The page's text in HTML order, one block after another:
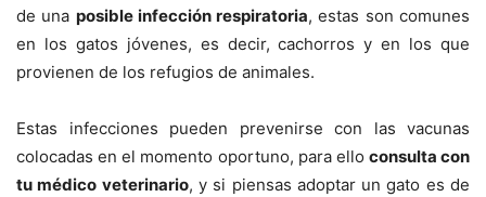
de una posible infección respiratoria, estas son comunes
en los gatos jóvenes, es decir, cachorros y en los que
provienen de los refugios de animales.
Estas infecciones pueden prevenirse con las vacunas
colocadas en el momento oportuno, para ello consulta con
tu médico veterinario, y si piensas adoptar un gato es de